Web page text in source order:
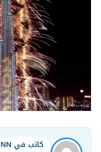
كاتب في ZNN